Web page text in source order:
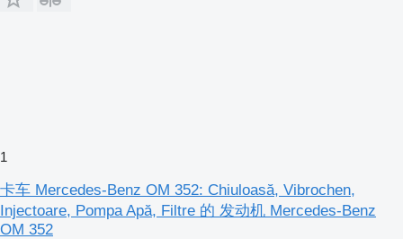
1
卡车 Mercedes-Benz OM 352: Chiuloasă, Vibrochen,
Injectoare, Pompa Apă, Filtre 的 发动机 Mercedes-Benz
OM 352